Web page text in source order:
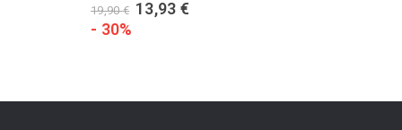
19,90€ Original
13,93 €
- 30%